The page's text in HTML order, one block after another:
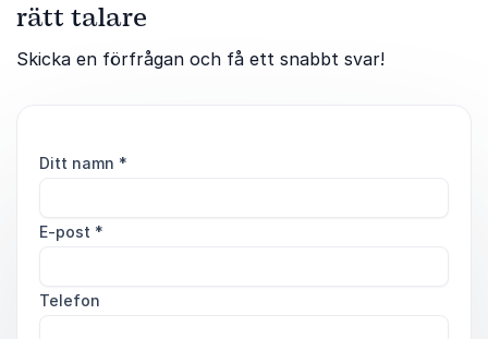
rätt talare
Skicka en förfrågan och få ett snabbt svar!
Ditt namn *
E-post *
Telefon